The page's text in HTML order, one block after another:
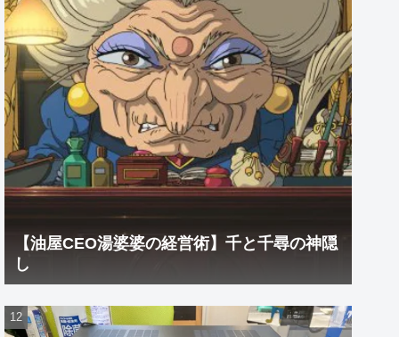
【油屋CEO湯婆婆の経営術】千と千尋の神隠
し